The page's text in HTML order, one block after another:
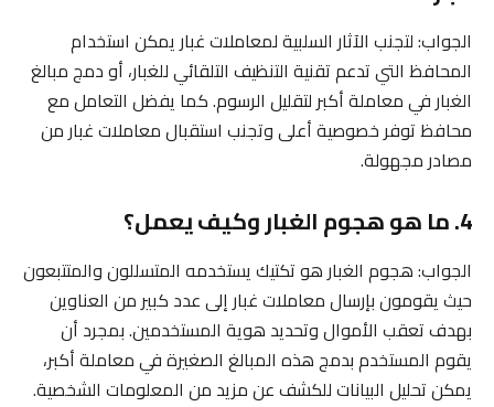
الجواب: لتجنب الآثار السلبية لمعاملات غبار يمكن استخدام
المحافظ التي تدعم تقنية التنظيف التلقائي للغبار، أو دمج مبالغ
الغبار في معاملة أكبر لتقليل الرسوم. كما يفضل التعامل مع
محافظ توفر خصوصية أعلى وتجنب استقبال معاملات غبار من
مصادر مجهولة.
4. ما هو هجوم الغبار وكيف يعمل؟
الجواب: هجوم الغبار هو تكتيك يستخدمه المتسللون والمتتبعون
حيث يقومون بإرسال معاملات غبار إلى عدد كبير من العناوين
بهدف تعقب الأموال وتحديد هوية المستخدمين. بمجرد أن
يقوم المستخدم بدمج هذه المبالغ الصغيرة في معاملة أكبر،
يمكن تحليل البيانات للكشف عن مزيد من المعلومات الشخصية.